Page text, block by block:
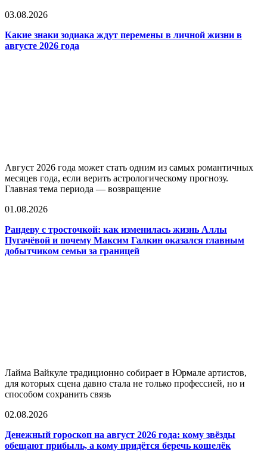
03.08.2026
Какие знаки зодиака ждут перемены в личной жизни в
августе 2026 года
Август 2026 года может стать одним из самых романтичных
месяцев года, если верить астрологическому прогнозу.
Главная тема периода — возвращение
01.08.2026
Рандеву с тросточкой: как изменилась жизнь Аллы
Пугачёвой и почему Максим Галкин оказался главным
добытчиком семьи за границей
Лайма Вайкуле традиционно собирает в Юрмале артистов,
для которых сцена давно стала не только профессией, но и
способом сохранить связь
02.08.2026
Денежный гороскоп на август 2026 года: кому звёзды
обещают прибыль, а кому придётся беречь кошелёк